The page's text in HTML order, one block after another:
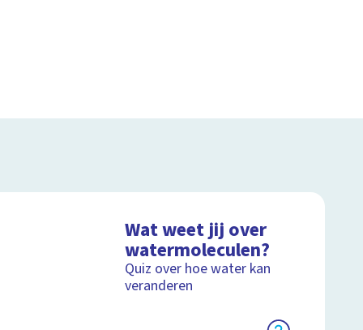
Wat weet jij over
watermoleculen?
Quiz over hoe water kan
veranderen